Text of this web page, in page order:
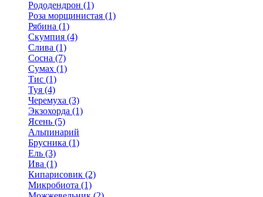
Рододендрон (1)
Роза морщинистая (1)
Рябина (1)
Скумпия (4)
Слива (1)
Сосна (7)
Сумах (1)
Тис (1)
Туя (4)
Черемуха (3)
Экзохорда (1)
Ясень (5)
Альпинарий
Брусника (1)
Ель (3)
Ива (1)
Кипарисовик (2)
Микробиота (1)